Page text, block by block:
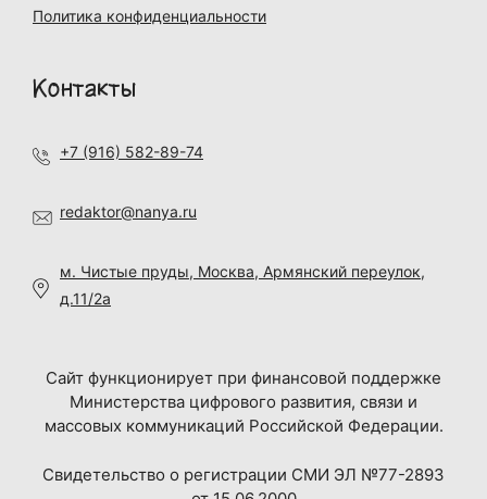
Политика конфиденциальности
Контакты
+7 (916) 582-89-74
redaktor@nanya.ru
м. Чистые пруды, Москва, Армянский переулок,
д.11/2а
Сайт функционирует при финансовой поддержке
Министерства цифрового развития, связи и
массовых коммуникаций Российской Федерации.
Свидетельство о регистрации СМИ ЭЛ №77-2893